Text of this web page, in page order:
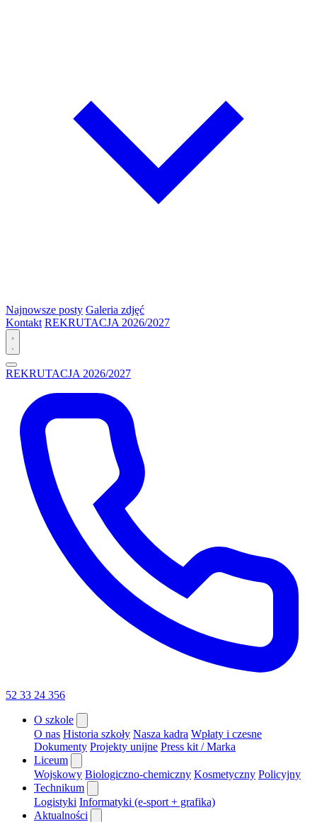
Najnowsze posty Galeria zdjęć
Kontakt REKRUTACJA 2026/2027
REKRUTACJA 2026/2027
52 33 24 356
O szkole
O nas Historia szkoły Nasza kadra Wpłaty i czesne
Dokumenty Projekty unijne Press kit / Marka
Liceum
Wojskowy Biologiczno-chemiczny Kosmetyczny Policyjny
Technikum
Logistyki Informatyki (e-sport + grafika)
Aktualności